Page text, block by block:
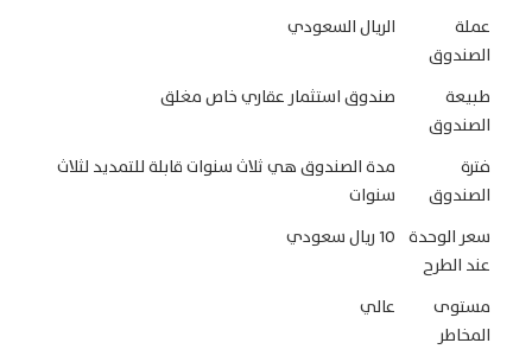
عملة
الصندوق
الريال السعودي
طبيعة
الصندوق
صندوق استثمار عقاري خاص مغلق
فترة
الصندوق
مدة الصندوق هي ثلاث سنوات قابلة للتمديد لثلاث
سنوات
سعر الوحدة
عند الطرح
10 ريال سعودي
مستوى
المخاطر
عالي